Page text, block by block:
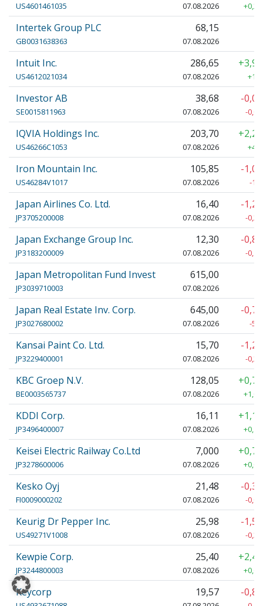
US4601461035 07.08.2026
Intertek Group PLC
GB0031638363
68,15
07.08.2026
Intuit Inc.
US4612021034
286,65
07.08.2026
Investor AB
SE0015811963
38,68
07.08.2026
-
-
IQVIA Holdings Inc.
US46266C1053
203,70
07.08.2026
Iron Mountain Inc.
US46284V1017
105,85
07.08.2026
-
-
Japan Airlines Co. Ltd.
JP3705200008
16,40
07.08.2026
-
-
Japan Exchange Group Inc.
JP3183200009
12,30
07.08.2026
-
-
Japan Metropolitan Fund Invest
JP3039710003
615,00
07.08.2026
Japan Real Estate Inv. Corp.
JP3027680002
645,00
07.08.2026
-
-
Kansai Paint Co. Ltd.
JP3229400001
15,70
07.08.2026
-
-
KBC Groep N.V.
BE0003565737
128,05
07.08.2026
KDDI Corp.
JP3496400007
16,11
07.08.2026
Keisei Electric Railway Co.Ltd
JP3278600006
7,000
07.08.2026
Kesko Oyj
FI0009000202
21,48
07.08.2026
-
-
Keurig Dr Pepper Inc.
US49271V1008
25,98
07.08.2026
-
-
Kewpie Corp.
JP3244800003
25,40
07.08.2026
Keycorp 19,57 -